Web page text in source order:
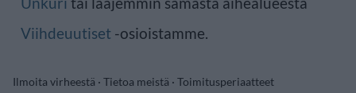
Viihdeuutiset -osioistamme.
Ilmoita virheestä · Tietoa meistä · Toimitusperiaatteet